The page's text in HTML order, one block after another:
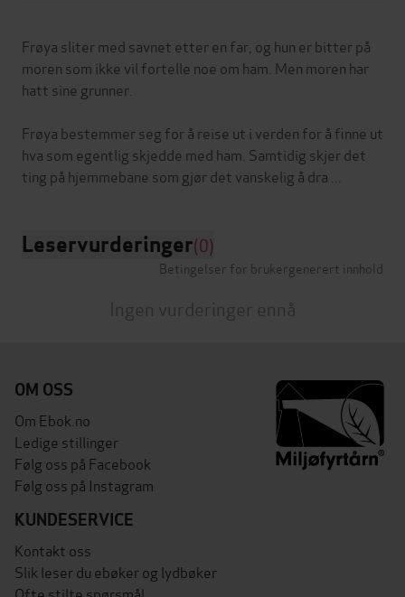
Frøya sliter med savnet etter en far, og hun er bitter på
moren som ikke vil fortelle noe om ham. Men moren har
hatt sine grunner.
Frøya bestemmer seg for å reise ut i verden for å finne ut
hva som egentlig skjedde med ham. Samtidig skjer det
Leservurderinger(0)
Betingelser for brukergenerert innhold
Ingen vurderinger ennå
OM OSS
Om Ebok.no
Ledige stillinger
Følg oss på Facebook
Følg oss på Instagram
KUNDESERVICE
Kontakt oss
Slik leser du ebøker og lydbøker